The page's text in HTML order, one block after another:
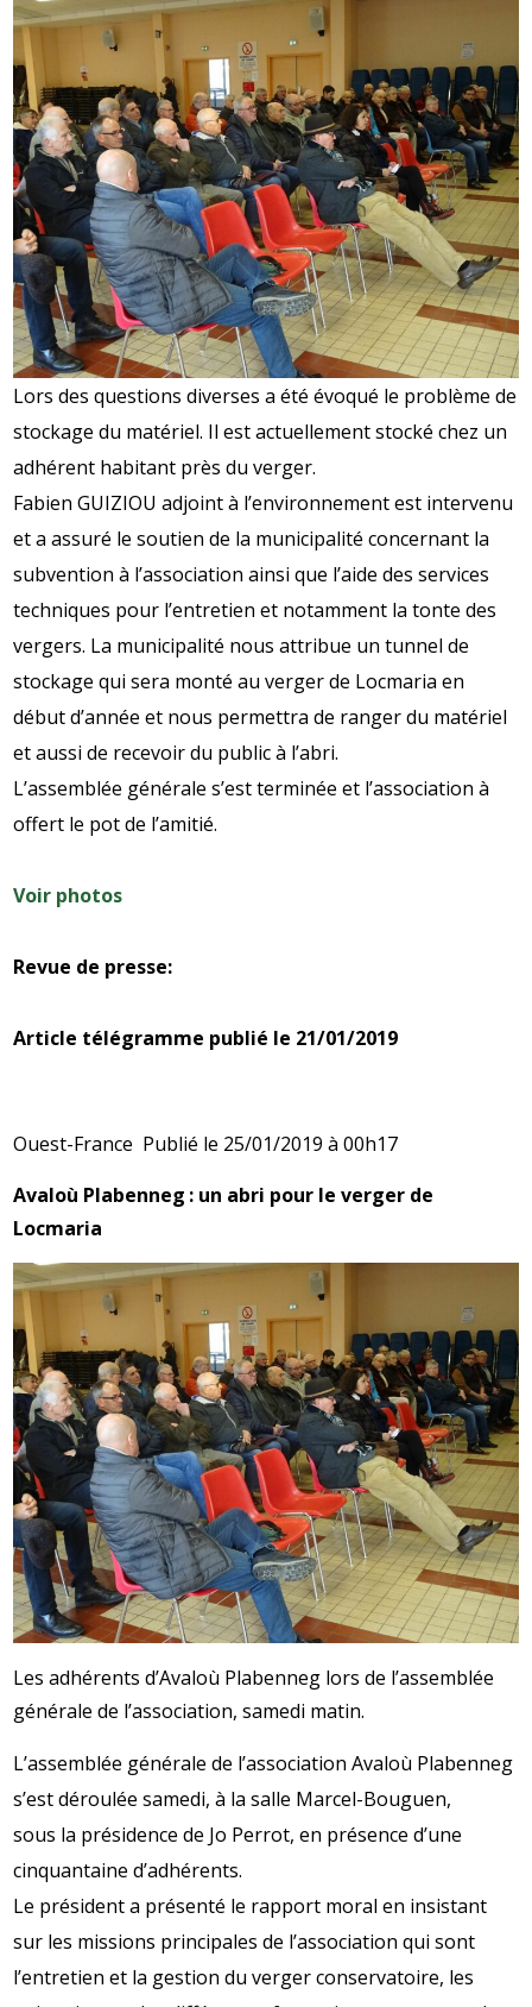
Lors des questions diverses a été évoqué le problème de
stockage du matériel. Il est actuellement stocké chez un
adhérent habitant près du verger.
Fabien GUIZIOU adjoint à l’environnement est intervenu
et a assuré le soutien de la municipalité concernant la
subvention à l’association ainsi que l’aide des services
techniques pour l’entretien et notamment la tonte des
vergers. La municipalité nous attribue un tunnel de
stockage qui sera monté au verger de Locmaria en
début d’année et nous permettra de ranger du matériel
et aussi de recevoir du public à l’abri.
L’assemblée générale s’est terminée et l’association à
offert le pot de l’amitié.
Voir photos
Revue de presse:
Article télégramme publié le 21/01/2019
Ouest-France Publié le 25/01/2019 à 00h17
Avaloù Plabenneg : un abri pour le verger de
Locmaria
Les adhérents d’Avaloù Plabenneg lors de l’assemblée
générale de l’association, samedi matin.
L’assemblée générale de l’association Avaloù Plabenneg
s’est déroulée samedi, à la salle Marcel-Bouguen,
sous la présidence de Jo Perrot, en présence d’une
cinquantaine d’adhérents.
Le président a présenté le rapport moral en insistant
sur les missions principales de l’association qui sont
l’entretien et la gestion du verger conservatoire, les